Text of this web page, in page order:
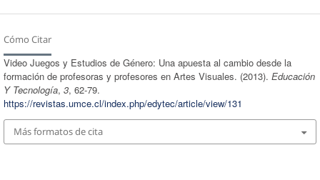
Cómo Citar
Video Juegos y Estudios de Género: Una apuesta al cambio desde la
formación de profesoras y profesores en Artes Visuales. (2013). Educación
Y Tecnologí­a, 3, 62-79.
https://revistas.umce.cl/index.php/edytec/article/view/131
Más formatos de cita